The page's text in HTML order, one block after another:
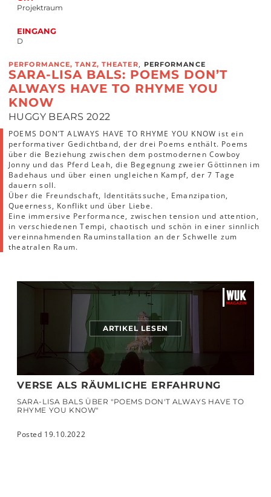
Projektraum
EINGANG
D
PERFORMANCE, TANZ, THEATER, PERFORMANCE
SARA-LISA BALS: POEMS DON’T
ALWAYS HAVE TO RHYME YOU
KNOW
HUGGY BEARS 2022
POEMS DON’T ALWAYS HAVE TO RHYME YOU KNOW ist ein
performativer Gedichtband, der drei Poems enthält. Poems
über die Beziehung zwischen dem postmodernen Cowboy
Jonny und das Pferd Leah, die Begegnung zweier Göttinnen im
Badehaus und über einen ungleichen Kampf, der 7 Tage
dauern soll.
Über die Freundschaft, Identitätssuche, Emanzipation,
Queerness, Konflikt und über Liebe.
Eine immersive Performance, zwischen tension und attention,
in verschiedenen Tempi, chaotisch und schön in einer sinnlich
vereinnahmenden Rauminstallation an der Schwelle zum
theatralen Raum.
ARTIKEL LESEN
VERSE ALS RÄUMLICHE ERFAHRUNG
SARA-LISA BALS ÜBER "POEMS DON'T ALWAYS HAVE TO
RHYME YOU KNOW"
Posted 19.10.2022